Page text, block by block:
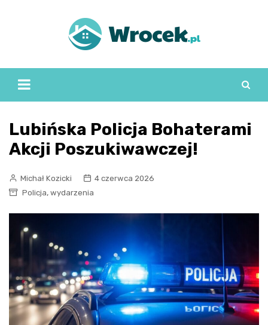
Lubińska Policja Bohaterami
Akcji Poszukiwawczej!
Michał Kozicki
4 czerwca 2026
Policja, wydarzenia